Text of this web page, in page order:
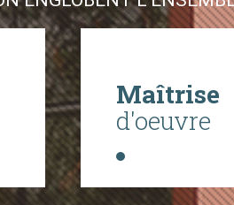
Maîtrise
d'oeuvre